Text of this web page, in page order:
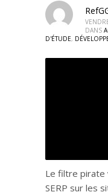
DANS
D'ÉTUDE,
Le filtre pirate
SERP sur les